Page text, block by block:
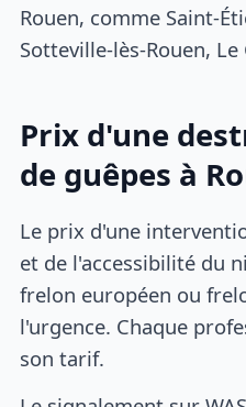
Rouen, comme Saint-
Sotteville-lès-Rouen,
Prix d'une
de guêpes à
Le prix d'une
et de l'accessibilité du
frelon européen ou
l'urgence. Chaque
son tarif.